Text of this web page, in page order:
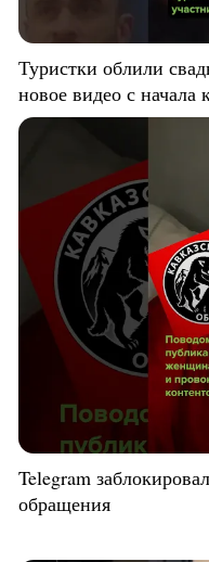
Туристки облили
новое видео с начала
Telegram
обращения